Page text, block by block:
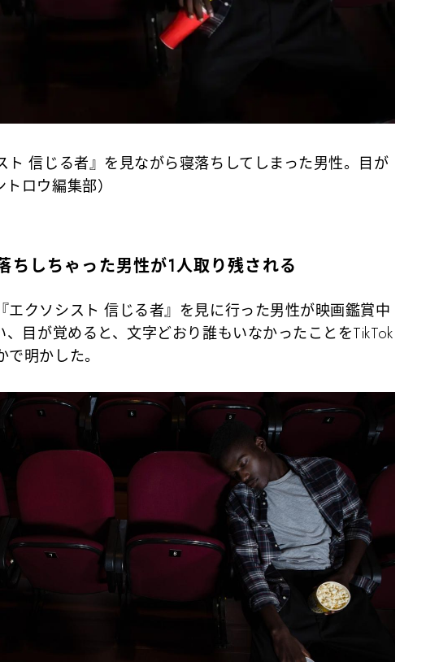
ト 信じる者』を見ながら寝落ちしてしまった男性。目が
ロウ編集部）
ちしちゃった男性が1人取り残される
クソシスト 信じる者』を見に行った男性が映画鑑賞中
、目が覚めると、文字どおり誰もいなかったことをTikTok
明かした。